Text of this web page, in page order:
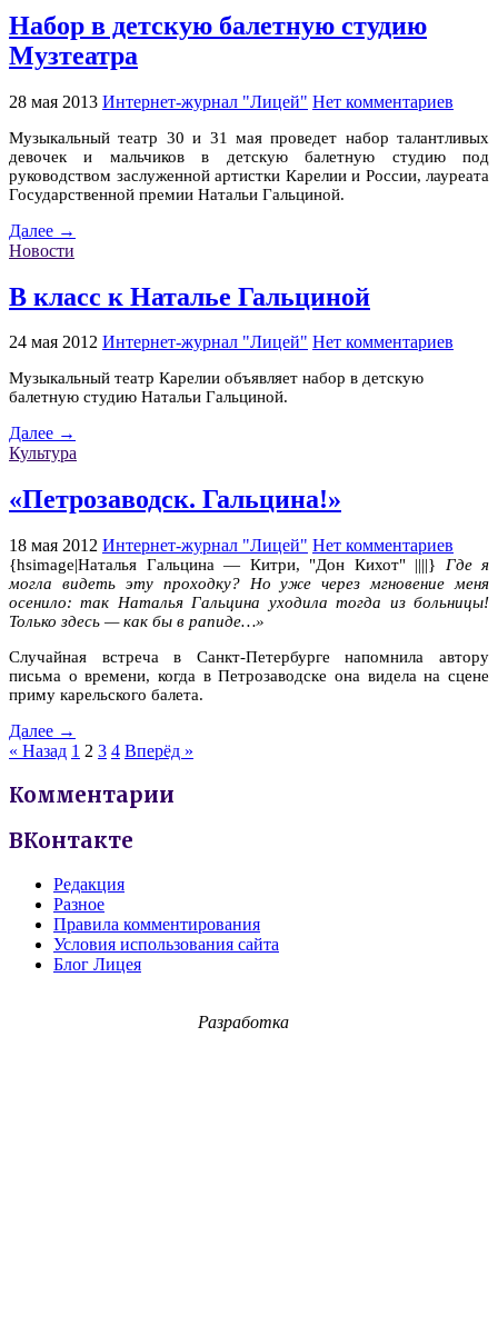
Набор в детскую балетную студию
Музтеатра
28 мая 2013 Интернет-журнал "Лицей" Нет комментариев
Музыкальный театр 30 и 31 мая проведет набор талантливых
девочек и мальчиков в детскую балетную студию под
руководством заслуженной артистки Карелии и России, лауреата
Государственной премии Натальи Гальциной.
Далее →
Новости
В класс к Наталье Гальциной
24 мая 2012 Интернет-журнал "Лицей" Нет комментариев
Музыкальный театр Карелии объявляет набор в детскую
балетную студию Натальи Гальциной.
Далее →
Культура
«Петрозаводск. Гальцина!»
18 мая 2012 Интернет-журнал "Лицей" Нет комментариев
{hsimage|Наталья Гальцина — Китри, "Дон Кихот" ||||} Где я
могла видеть эту проходку? Но уже через мгновение меня
осенило: так Наталья Гальцина уходила тогда из больницы!
Только здесь — как бы в рапиде…»
Случайная встреча в Санкт-Петербурге напомнила автору
письма о времени, когда в Петрозаводске она видела на сцене
приму карельского балета.
Далее →
« Назад 1 2 3 4 Вперёд »
Комментарии
ВКонтакте
Редакция
Разное
Правила комментирования
Условия использования сайта
Блог Лицея
Разработка